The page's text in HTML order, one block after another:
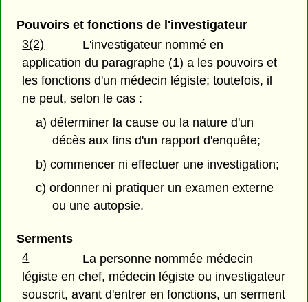
Pouvoirs et fonctions de l'investigateur
3(2)
L'investigateur nommé en
application du paragraphe (1) a les pouvoirs et
les fonctions d'un médecin légiste; toutefois, il
ne peut, selon le cas :
a) déterminer la cause ou la nature d'un
décès aux fins d'un rapport d'enquête;
b) commencer ni effectuer une investigation;
c) ordonner ni pratiquer un examen externe
ou une autopsie.
Serments
4
La personne nommée médecin
légiste en chef, médecin légiste ou investigateur
souscrit, avant d'entrer en fonctions, un serment